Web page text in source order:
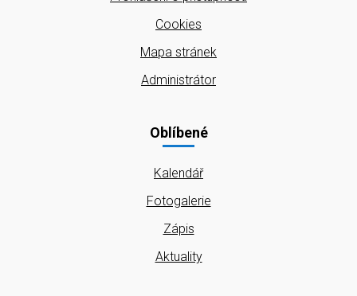
Cookies
Mapa stránek
Administrátor
Oblíbené
Kalendář
Fotogalerie
Zápis
Aktuality